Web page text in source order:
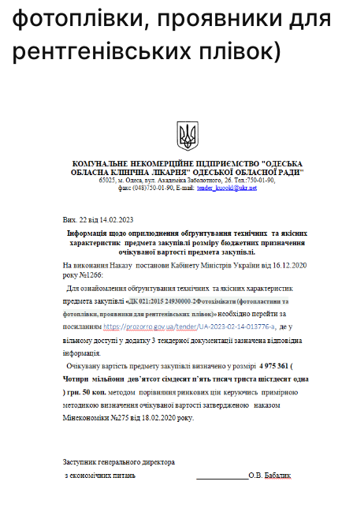
фотоплівки, проявники для
рентгенівських плівок)